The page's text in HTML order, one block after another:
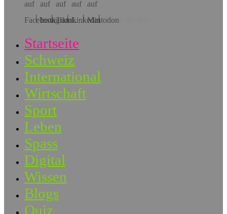
Hol dir die App!
Startseite
Schweiz
International
Wirtschaft
Sport
Leben
Spass
Digital
Wissen
Blogs
Quiz